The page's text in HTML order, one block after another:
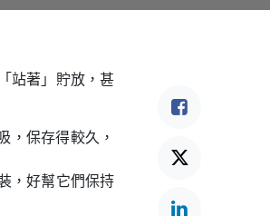
站著」貯放，甚
，保存得較久，
，好幫它們保持